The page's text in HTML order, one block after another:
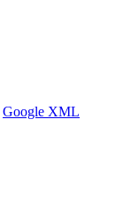
Google XML